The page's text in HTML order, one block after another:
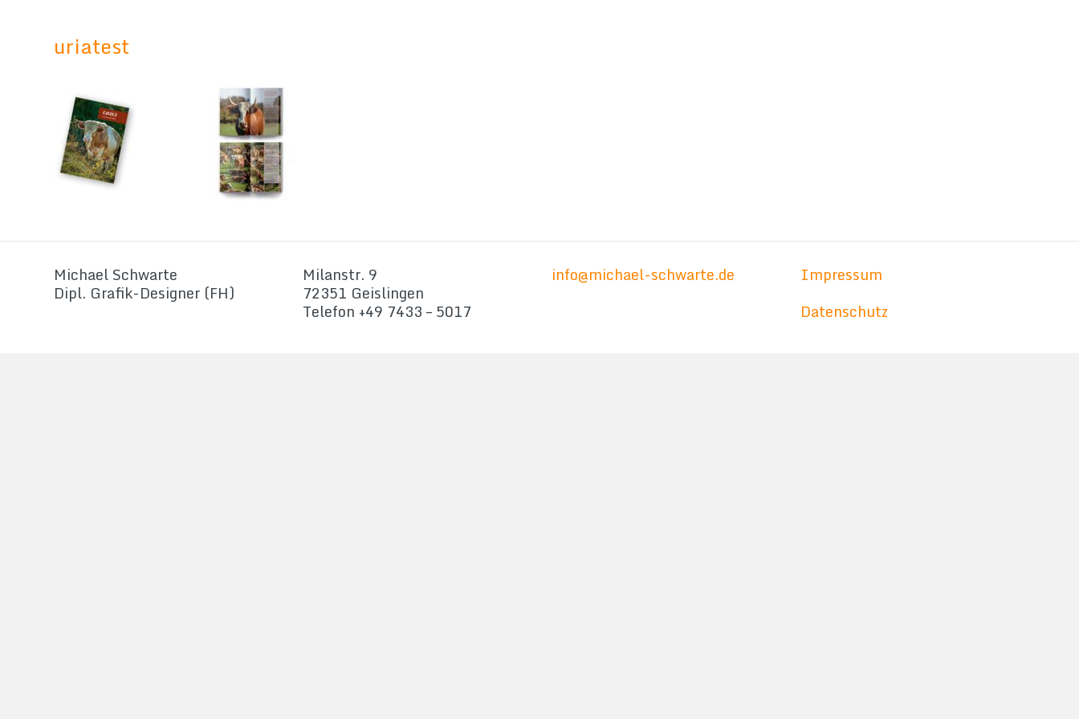
uriatest
Michael Schwarte
Dipl. Grafik-Designer (FH)
Milanstr. 9
72351 Geislingen
Telefon +49 7433 – 5017
info@michael-schwarte.de
Impressum
Datenschutz